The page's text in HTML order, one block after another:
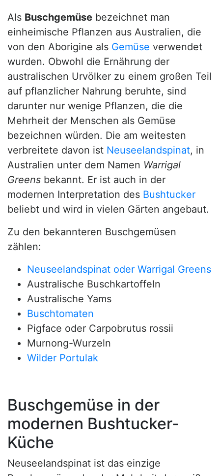
Als Buschgemüse bezeichnet man
einheimische Pflanzen aus Australien, die
von den Aborigine als Gemüse verwendet
wurden. Obwohl die Ernährung der
australischen Urvölker zu einem großen Teil
auf pflanzlicher Nahrung beruhte, sind
darunter nur wenige Pflanzen, die die
Mehrheit der Menschen als Gemüse
bezeichnen würden. Die am weitesten
verbreitete davon ist Neuseelandspinat, in
Australien unter dem Namen Warrigal
Greens bekannt. Er ist auch in der
modernen Interpretation des Bushtucker
beliebt und wird in vielen Gärten angebaut.
Zu den bekannteren Buschgemüsen
zählen:
Neuseelandspinat oder Warrigal Greens
Australische Buschkartoffeln
Australische Yams
Buschtomaten
Pigface oder Carpobrutus rossii
Murnong-Wurzeln
Wilder Portulak
Buschgemüse in der
modernen Bushtucker-
Küche
Neuseelandspinat ist das einzige